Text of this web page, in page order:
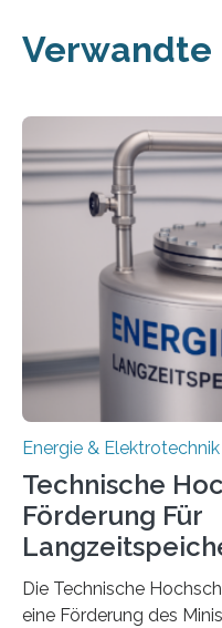
Verwandte
Energie & Elektrotechnik
Technische
Förderung Für
Die Technische
eine Förderung des